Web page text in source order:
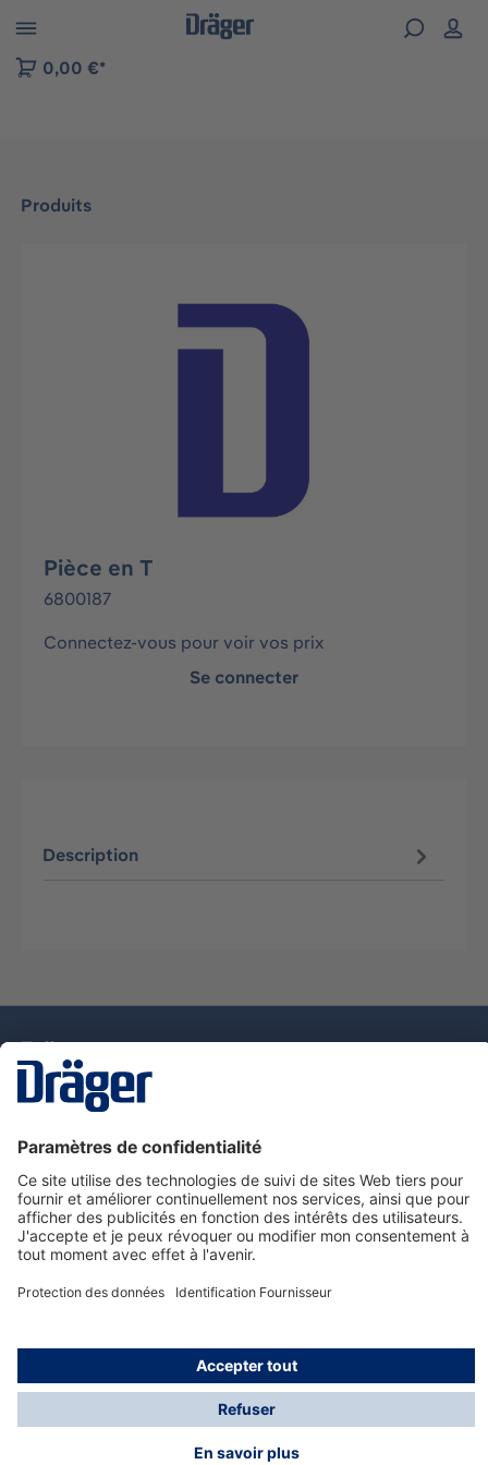
to B2B platform navigation
0,00 €*
Produits
Ignorer la galerie d'images
Pièce en T
6800187
Connectez-vous pour voir vos prix
Se connecter
Description
Nous contacter
Service de e-commande Dräger
Informations sur les produits
© Dräger France SAS, 2024
*Prix hors taxe. Frais de gestion et de livraison standard
offerts; Indépendamment de la valeur ou du volume de